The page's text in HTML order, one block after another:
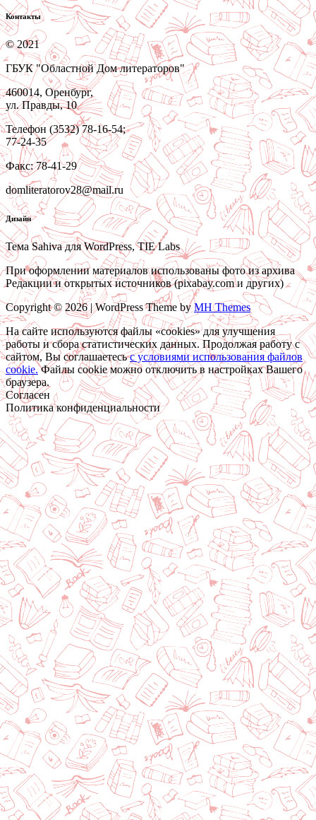
Контакты
© 2021
ГБУК "Областной Дом литераторов"
460014, Оренбург,
ул. Правды, 10
Телефон (3532) 78-16-54;
77-24-35
Факс: 78-41-29
domliteratorov28@mail.ru
Дизайн
Тема Sahiva для WordPress, TIE Labs
При оформлении материалов использованы фото из архива
Редакции и открытых источников (pixabay.com и других)
Copyright © 2026 | WordPress Theme byMH Themes
На сайте используются файлы «cookies» для улучшения
работы и сбора статистических данных. Продолжая работу с
сайтом, Вы соглашаетесьc условиями использования файлов
cookie.Файлы cookie можно отключить в настройках Вашего
браузера.
Согласен
Политика конфиденциальности